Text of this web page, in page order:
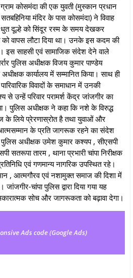
ग्राम कोसमंदा की एक युवती (मुस्कान प्रधान
मंदिर के पास कोसमंदा) ने विवाह
धुत दूल्हे को सिंदूर रस्म के समय देखकर
को वापस लौटा दिया था। उनके इस कदम की
इस साहसी एवं सामाजिक संदेश देने वाले
पुलिस अधीक्षक विजय कुमार पाण्डेय
कार्यालय में सम्मानित किया। साथ ही
विवादों के समाधान में उनकी
से उन्हें परिवार परामर्श केंद्र जांजगीर का
पुलिस अधीक्षक ने कहा कि नशे के विरुद्ध
के लिये प्रेरणास्रोत है तथा युवाओं और
के प्रति जागरूक रहने का संदेश
अधीक्षक उमेश कुमार कश्यप , सीएसपी
सतरूपा तारम , थाना प्रभारी चांपा निरीक्षक
एवं गणमान्य नागरिक उपस्थित रहे।
, आत्मगौरव एवं नशामुक्त समाज की दिशा में
चांपा पुलिस द्वारा दिया गया यह
सोच और जागरूकता को बढ़ावा देगा।
Ads code (Google Ads)